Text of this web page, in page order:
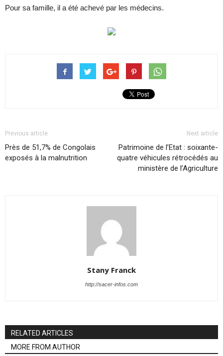
Pour sa famille, il a été achevé par les médecins.
Previous article
Près de 51,7% de Congolais
exposés à la malnutrition
Next article
Patrimoine de l’Etat : soixante-
quatre véhicules rétrocédés au
ministère de l’Agriculture
Stany Franck
http://sacer-infos.com
RELATED ARTICLES
MORE FROM AUTHOR